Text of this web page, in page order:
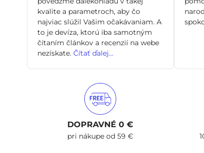
kvalite a parametroch, aby čo
najviac slúžil Vašim očakávaniam. A
to je devíza, ktorú iba samotným
čítaním článkov a recenzií na webe
nezískate. Čítať ďalej...
DOPRAVNÉ 0 €
pri nákupe od 59 €